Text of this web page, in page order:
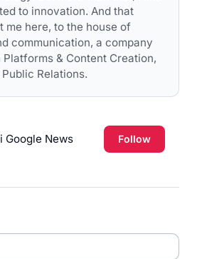
to innovation. And that
me here, to the house of
communication, a company
& Content Creation,
Relations.
Google News Follow